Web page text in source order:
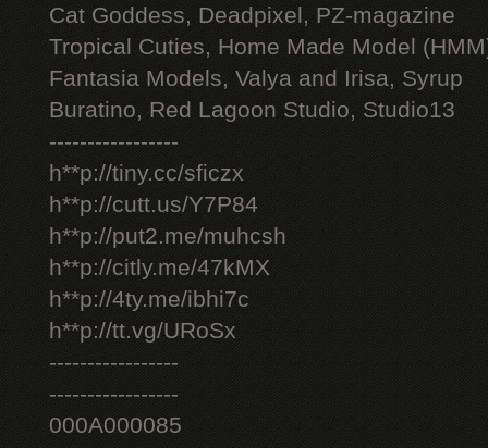
Cat Goddess, Deadpixel, PZ-magazine
Tropical Cuties, Home Made Model
Fantasia Models, Valya and Irisa, Syrup
Buratino, Red Lagoon Studio, Studio13
-----------------
h**p://tiny.cc/sficzx
h**p://cutt.us/Y7P84
h**p://put2.me/muhcsh
h**p://citly.me/47kMX
h**p://4ty.me/ibhi7c
h**p://tt.vg/URoSx
-----------------
-----------------
000A000085